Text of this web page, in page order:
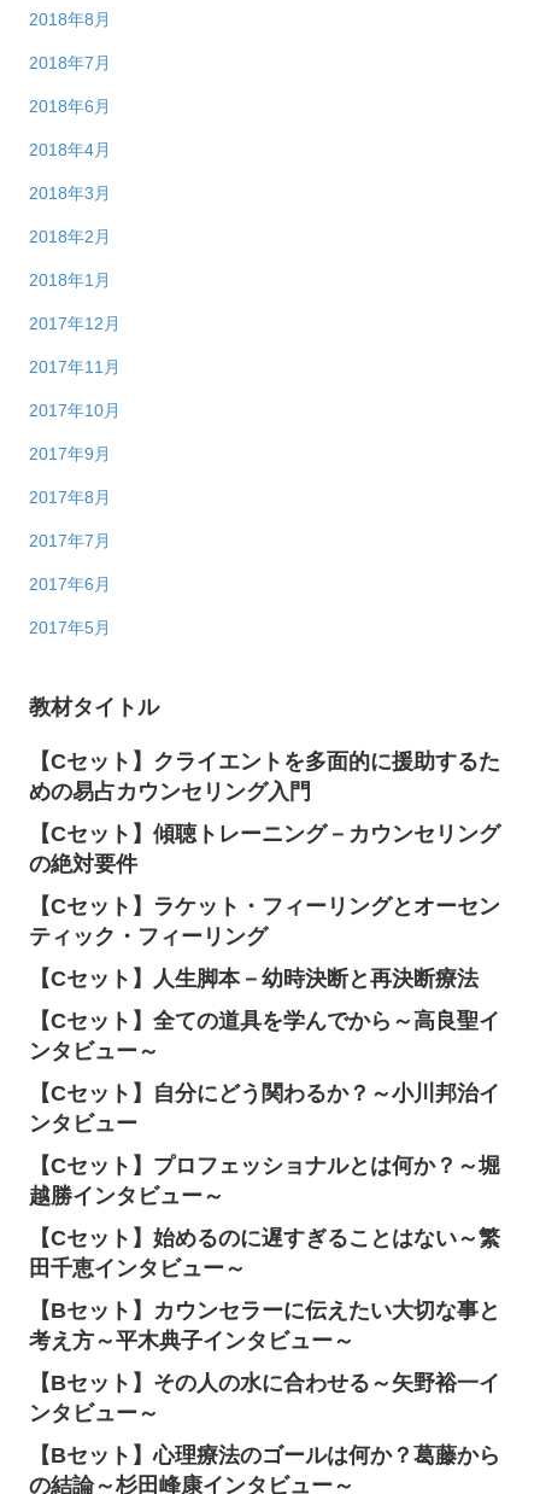
2018年8月
2018年7月
2018年6月
2018年4月
2018年3月
2018年2月
2018年1月
2017年12月
2017年11月
2017年10月
2017年9月
2017年8月
2017年7月
2017年6月
2017年5月
教材タイトル
【Cセット】クライエントを多面的に援助するた
めの易占カウンセリング入門
【Cセット】傾聴トレーニング－カウンセリング
の絶対要件
【Cセット】ラケット・フィーリングとオーセン
ティック・フィーリング
【Cセット】人生脚本－幼時決断と再決断療法
【Cセット】全ての道具を学んでから～高良聖イ
ンタビュー～
【Cセット】自分にどう関わるか？～小川邦治イ
ンタビュー
【Cセット】プロフェッショナルとは何か？～堀
越勝インタビュー～
【Cセット】始めるのに遅すぎることはない～繁
田千恵インタビュー～
【Bセット】カウンセラーに伝えたい大切な事と
考え方～平木典子インタビュー～
【Bセット】その人の水に合わせる～矢野裕一イ
ンタビュー～
【Bセット】心理療法のゴールは何か？葛藤から
の結論～杉田峰康インタビュー～